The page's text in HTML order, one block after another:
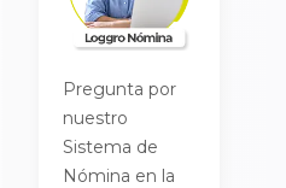
Pregunta por
nuestro
Sistema de
Nómina en la